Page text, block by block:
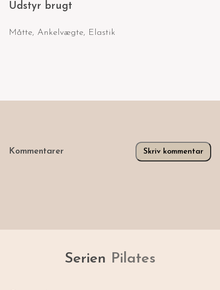
Udstyr brugt
Måtte, Ankelvægte, Elastik
Kommentarer Skriv kommentar
Serien Pilates